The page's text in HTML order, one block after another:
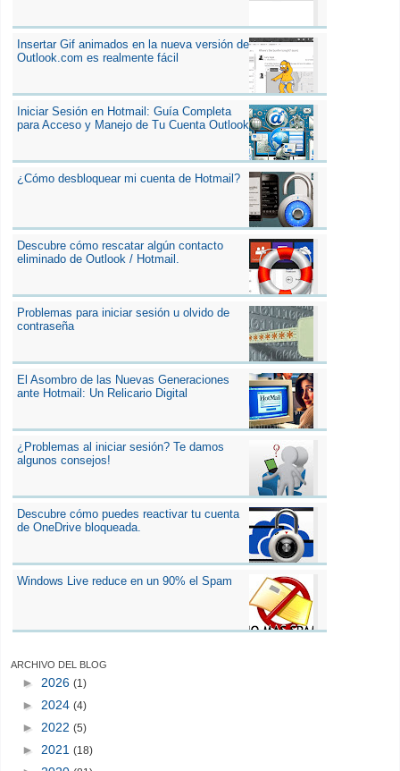
Insertar Gif animados en la nueva versión de
Outlook.com es realmente fácil
Iniciar Sesión en Hotmail: Guía Completa
para Acceso y Manejo de Tu Cuenta Outlook
¿Cómo desbloquear mi cuenta de Hotmail?
Descubre cómo rescatar algún contacto
eliminado de Outlook / Hotmail.
Problemas para iniciar sesión u olvido de
contraseña
El Asombro de las Nuevas Generaciones
ante Hotmail: Un Relicario Digital
¿Problemas al iniciar sesión? Te damos
algunos consejos!
Descubre cómo puedes reactivar tu cuenta
de OneDrive bloqueada.
Windows Live reduce en un 90% el Spam
ARCHIVO DEL BLOG
► 2026 (1)
► 2024 (4)
► 2022 (5)
► 2021 (18)